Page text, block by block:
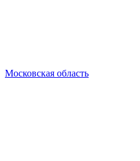
Московская область